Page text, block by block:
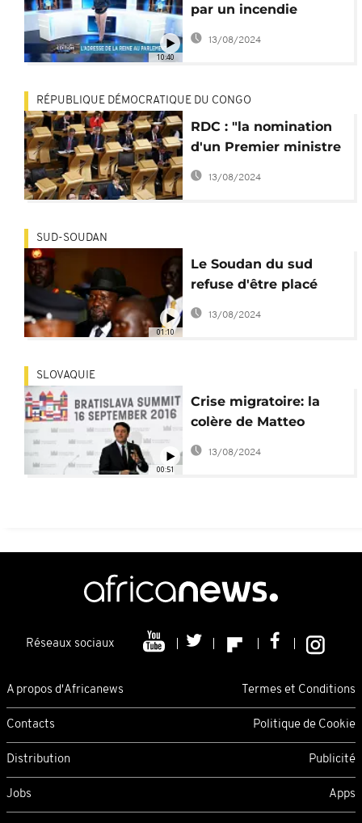
10:40
par un incendie
meurtrier, l'Arabie
Saoudite a un nouvel
13/08/2024
RÉPUBLIQUE DÉMOCRATIQUE DU CONGO
RDC : "la nomination
d'un Premier ministre
issu du
Rassemblement est
13/08/2024
01:10
SUD-SOUDAN
Le Soudan du sud
refuse d'être placé
sous la tutelle de
l'ONU
13/08/2024
00:51
SLOVAQUIE
Crise migratoire: la
colère de Matteo
Renzi contre l'Europe
13/08/2024
Réseaux sociaux
A propos d'Africanews Termes et Conditions
Contacts Politique de Cookie
Distribution Publicité
Jobs Apps